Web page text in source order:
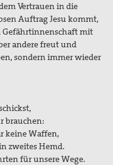
Vertrauen in die
Auftrag Jesu kommt,
Gefährtinnenschaft mit
andere freut und
sondern immer wieder
brauchen:
keine Waffen,
zweites Hemd.
für unsere Wege.